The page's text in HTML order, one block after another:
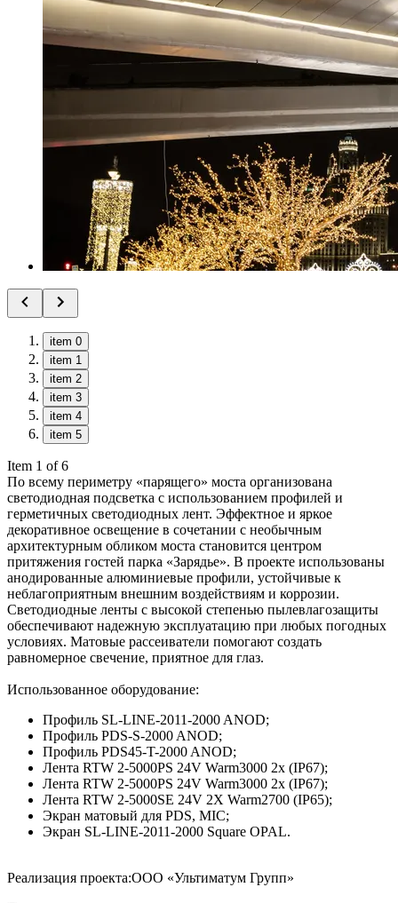
item 0
item 1
item 2
item 3
item 4
item 5
Item 1 of 6
По всему периметру «парящего» моста организована
светодиодная подсветка с использованием профилей и
герметичных светодиодных лент. Эффектное и яркое
декоративное освещение в сочетании с необычным
архитектурным обликом моста становится центром
притяжения гостей парка «Зарядье». В проекте использованы
анодированные алюминиевые профили, устойчивые к
неблагоприятным внешним воздействиям и коррозии.
Светодиодные ленты с высокой степенью пылевлагозащиты
обеспечивают надежную эксплуатацию при любых погодных
условиях. Матовые рассеиватели помогают создать
равномерное свечение, приятное для глаз.
Использованное оборудование:
Профиль SL-LINE-2011-2000 ANOD;
Профиль PDS-S-2000 ANOD;
Профиль PDS45-T-2000 ANOD;
Лента RTW 2-5000PS 24V Warm3000 2x (IP67);
Лента RTW 2-5000PS 24V Warm3000 2x (IP67);
Лента RTW 2-5000SE 24V 2X Warm2700 (IP65);
Экран матовый для PDS, MIC;
Экран SL-LINE-2011-2000 Square OPAL.
Реализация проекта:ООО «Ультиматум Групп»